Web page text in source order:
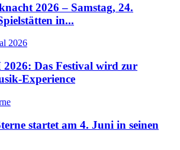
2026 – Samstag, 24.
in...
Das Festival wird zur
Experience
startet am 4. Juni in seinen